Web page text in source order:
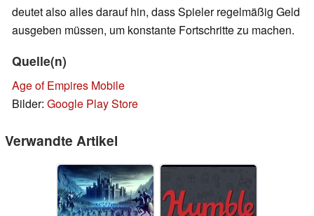
deutet also alles darauf hin, dass Spieler regelmäßig Geld
ausgeben müssen, um konstante Fortschritte zu machen.
Quelle(n)
Age of Empires Mobile
Bilder: Google Play Store
Verwandte Artikel